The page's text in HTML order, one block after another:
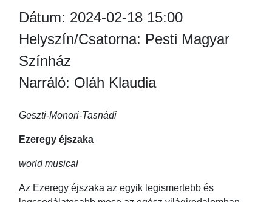
Dátum: 2024-02-18 15:00
Helyszín/Csatorna: Pesti Magyar
Színház
Narráló: Oláh Klaudia
Geszti-Monori-Tasnádi
Ezeregy éjszaka
world musical
Az Ezeregy éjszaka az egyik legismertebb és